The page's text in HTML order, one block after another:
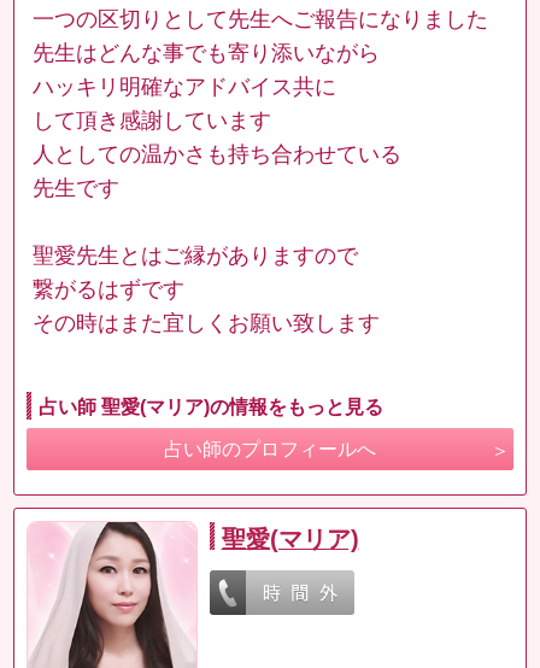
一つの区切りとして先生へご報告になりました
先生はどんな事でも寄り添いながら
ハッキリ明確なアドバイス共に
して頂き感謝しています
人としての温かさも持ち合わせている
先生です
聖愛先生とはご縁がありますので
繋がるはずです
その時はまた宜しくお願い致します
占い師 聖愛(マリア)の情報をもっと見る
占い師のプロフィールへ
聖愛(マリア)